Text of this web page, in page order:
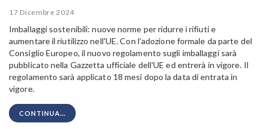
17 Dicembre 2024
Imballaggi sostenibili: nuove norme per ridurre i rifiuti e
aumentare il riutilizzo nell'UE. Con l’adozione formale da parte del
Consiglio Europeo, il nuovo regolamento sugli imballaggi sarà
pubblicato nella Gazzetta ufficiale dell'UE ed entrerà in vigore. Il
regolamento sarà applicato 18 mesi dopo la data di entrata in
vigore.
CONTINUA...